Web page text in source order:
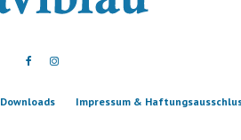
Downloads Impressum &